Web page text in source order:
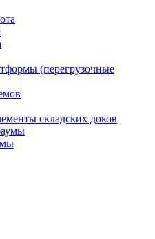
(перегрузочные
складских доков